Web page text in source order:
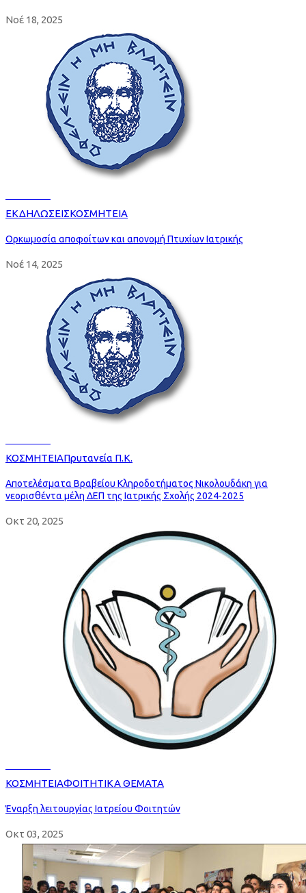
Νοέ 18, 2025
ΕΚΔΗΛΩΣΕΙΣΚΟΣΜΗΤΕΙΑ
Ορκωμοσία αποφοίτων και απονομή Πτυχίων Ιατρικής
Νοέ 14, 2025
ΚΟΣΜΗΤΕΙΑΠρυτανεία Π.Κ.
Αποτελέσματα Βραβείου Κληροδοτήματος Νικολουδάκη για
νεορισθέντα μέλη ΔΕΠ της Ιατρικής Σχολής 2024-2025
Οκτ 20, 2025
ΚΟΣΜΗΤΕΙΑΦΟΙΤΗΤΙΚΑ ΘΕΜΑΤΑ
Έναρξη λειτουργίας Ιατρείου Φοιτητών
Οκτ 03, 2025